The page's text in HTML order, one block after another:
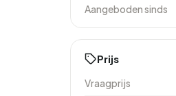
Aangeboden sinds
Prijs
Vraagprijs